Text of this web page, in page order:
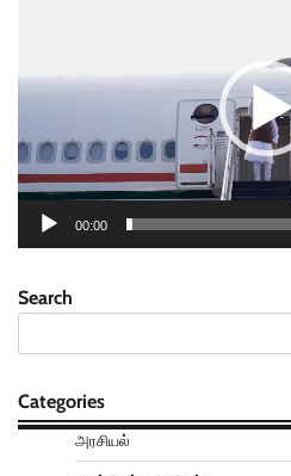
00:00
Search
Categories
அரசியல்